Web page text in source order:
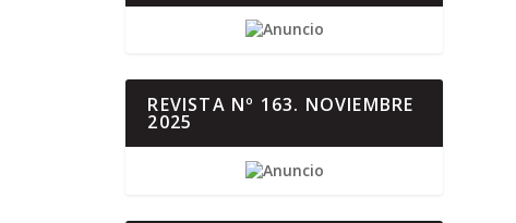
REVISTA Nº 163. NOVIEMBRE
2025